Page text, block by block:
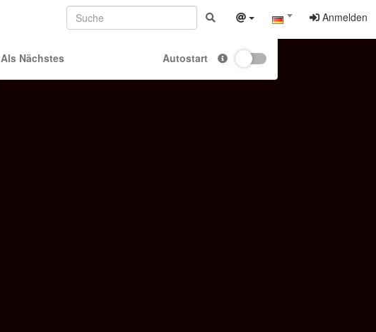
Anmelden
Als Nächstes Autostart